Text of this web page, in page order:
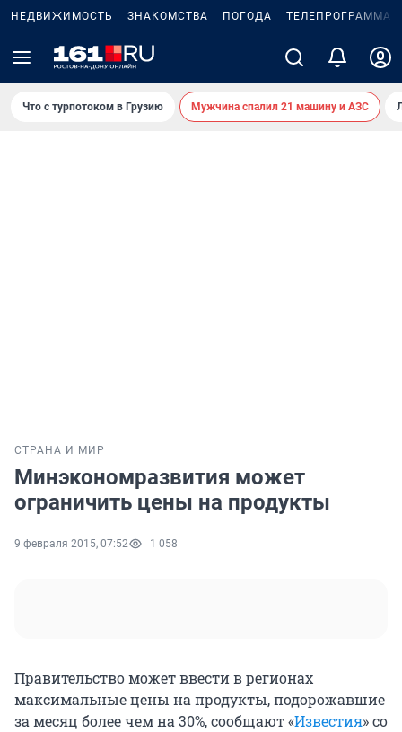
НЕДВИЖИМОСТЬ ЗНАКОМСТВА ПОГОДА ТЕЛЕПРОГРАММА
Что с турпотоком в Грузию Мужчина спалил 21 машину и АЗС
СТРАНА И МИР
Минэкономразвития может
ограничить цены на продукты
9 февраля 2015, 07:52 1 058
Правительство может ввести в регионах
максимальные цены на продукты, подорожавшие
за месяц более чем на 30%, сообщают «Известия» со